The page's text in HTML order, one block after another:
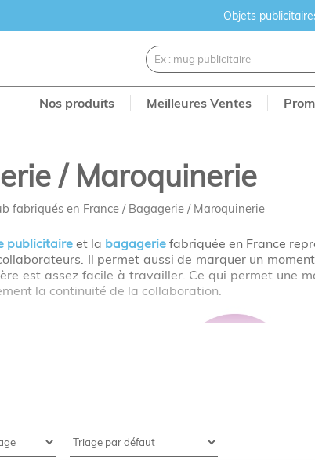
Objets
Nos produits Meilleures Ventes
/ Maroquinerie
fabriqués en France / Bagagerie / Maroquinerie
publicitaireet la bagageriefabriquée en France
Il permet aussi de marquer un
est assez facile à travailler. Ce qui permet une
la continuité de la collaboration.